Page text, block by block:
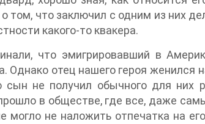
том, что заключил с одним из них
какого-то квакера.
что эмигрировавший в
Однако отец нашего героя женился
сын не получил обычного для них
в обществе, где все, даже
могло не наложить отпечатка на